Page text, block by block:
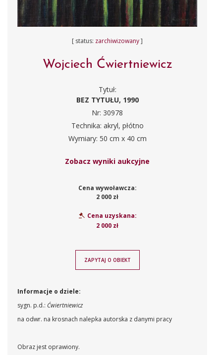
[ status: zarchiwizowany]
Wojciech Ćwiertniewicz
Tytuł:
BEZ TYTUŁU, 1990
Nr: 30978
Technika: akryl, płótno
Wymiary: 50 cm x 40 cm
Zobacz wyniki aukcyjne
Cena wywoławcza:
2 000 zł
Cena uzyskana:
2 000 zł
ZAPYTAJ O OBIEKT
Informacje o dziele:
sygn. p.d.: Ćwiertniewicz
na odwr. na krosnach nalepka autorska z danymi pracy
Obraz jest oprawiony.